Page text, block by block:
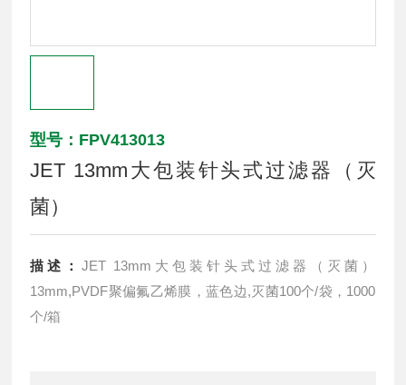
型号：FPV413013
JET 13mm大包装针头式过滤器（灭
菌）
描述：JET 13mm大包装针头式过滤器（灭菌）
13mm,PVDF聚偏氟乙烯膜，蓝色边,灭菌100个/袋，1000
个/箱